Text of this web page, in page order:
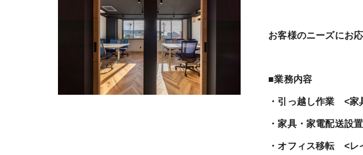
お客様のニーズにお
■業務内容
・引っ越し作業 <家
・家具・家電配送設置
・オフィス移転 <レ